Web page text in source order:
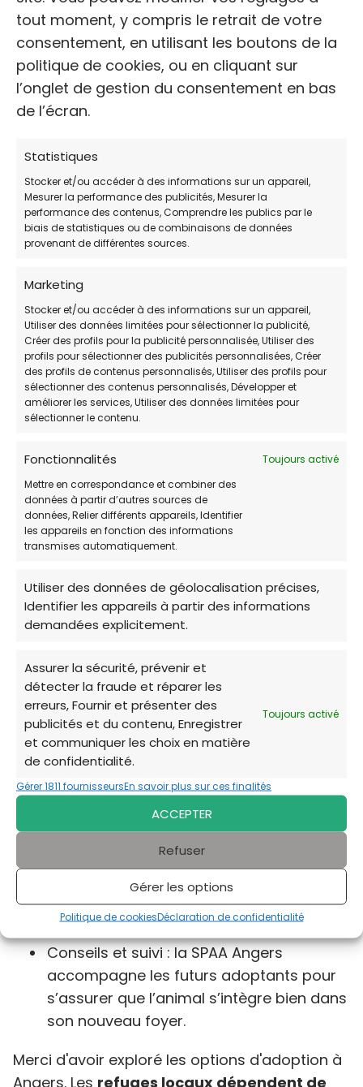
tout moment, y compris le retrait de votre
consentement, en utilisant les boutons de la
politique de cookies, ou en cliquant sur
l’onglet de gestion du consentement en bas
de l’écran.
Statistiques
Stocker et/ou accéder à des informations sur un appareil,
Mesurer la performance des publicités, Mesurer la
performance des contenus, Comprendre les publics par le
biais de statistiques ou de combinaisons de données
provenant de différentes sources.
Marketing
Stocker et/ou accéder à des informations sur un appareil,
Utiliser des données limitées pour sélectionner la publicité,
Créer des profils pour la publicité personnalisée, Utiliser des
profils pour sélectionner des publicités personnalisées, Créer
des profils de contenus personnalisés, Utiliser des profils pour
sélectionner des contenus personnalisés, Développer et
améliorer les services, Utiliser des données limitées pour
sélectionner le contenu.
Fonctionnalités
Toujours activé
Mettre en correspondance et combiner des
données à partir d’autres sources de
données, Relier différents appareils, Identifier
les appareils en fonction des informations
transmises automatiquement.
Utiliser des données de géolocalisation précises,
Identifier les appareils à partir des informations
demandées explicitement.
Assurer la sécurité, prévenir et
détecter la fraude et réparer les
erreurs, Fournir et présenter des
publicités et du contenu, Enregistrer
et communiquer les choix en matière
de confidentialité.
Toujours activé
Gérer 1811 fournisseursEn savoir plus sur ces finalités
ACCEPTER
Refuser
Gérer les options
Politique de cookiesDéclaration de confidentialité
TÉLÉPHONE:
+33 2 41 66 32 23
WEB
Avis des clients
3.1 / 5 (plus de 234 votes)
JOUR
HORAIRES:
Lundi
Fermé
Mardi
14h00-16h30
Mercredi
Fermé
Samedi
14h00-16h30
Dimanche
Fermé
accueille et prend soin de chiens et de
chats abandonnés, en attente d’un foyer
aimant.
💼 Services proposés
Adoption de chiens et de chats : la liste
des animaux disponibles est mise à jour
régulièrement sur le site.
Formalités claires d’adoption :
engagement de l’adoptant, charte,
conditions et tarifs visibles en ligne.
Conseils et suivi : la SPAA Angers
accompagne les futurs adoptants pour
s’assurer que l’animal s’intègre bien dans
son nouveau foyer.
Merci d'avoir exploré les options d'adoption à
Angers. Les refuges locaux dépendent de